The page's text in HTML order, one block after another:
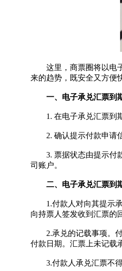
这里，商票圈将以电子
来的趋势，既安全又方便
一、电子承兑汇票到期
1. 在电子承兑汇票到期
2. 确认提示付款申请信
3. 票据状态由提示付款
司账户。
二、电子承兑汇票到期
1.付款人对向其提示承
向持票人签发收到汇票的
2.承兑的记载事项。付
付款日期。汇票上未记载
3.付款人承兑汇票不得